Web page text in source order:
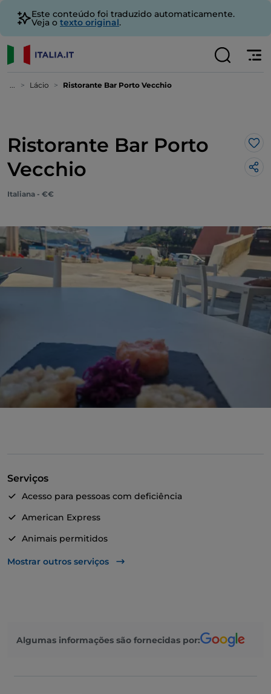
Este conteúdo foi traduzido automaticamente.
Veja o texto original.
... Lácio Ristorante Bar Porto Vecchio
Ristorante Bar Porto
Vecchio
Italiana - €€
Serviços
Acesso para pessoas com deficiência
American Express
Animais permitidos
Apple Pay
Mostrar outros serviços
Algumas informações são fornecidas por: